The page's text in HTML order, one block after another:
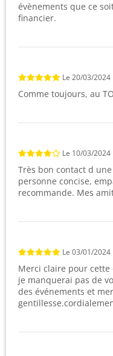
évènements que ce
financier.
Le 20/03/2024
Comme toujours, au
Le 10/03/2024
Très bon contact d
personne concise,
recommande. Mes
Le 03/01/2024
Merci claire pour
je manquerai pas de
des événements et